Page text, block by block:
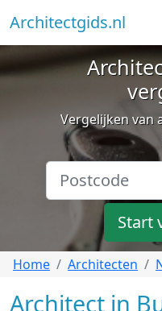
Architectgids.nl
Vergelijken van
Start
Home Architecten
Architect in